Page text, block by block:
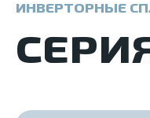
ИНВЕРТОРНЫЕ